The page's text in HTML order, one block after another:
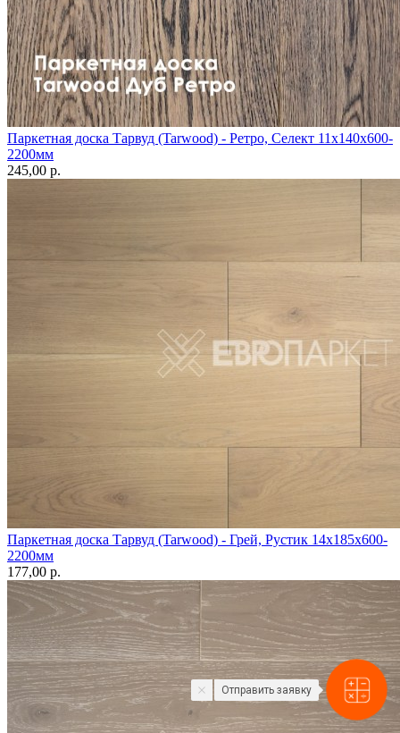
Паркетная доска Тарвуд (Tarwood) - Ретро, Селект 11х140х600-
2200мм
245,00 p.
Паркетная доска Тарвуд (Tarwood) - Грей, Рустик 14х185х600-
2200мм
177,00 p.
Отправить заявку